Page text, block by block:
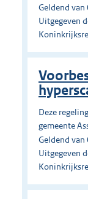
Geldend
Uitgegeven
Deze
gemeente
Geldend
Uitgegeven